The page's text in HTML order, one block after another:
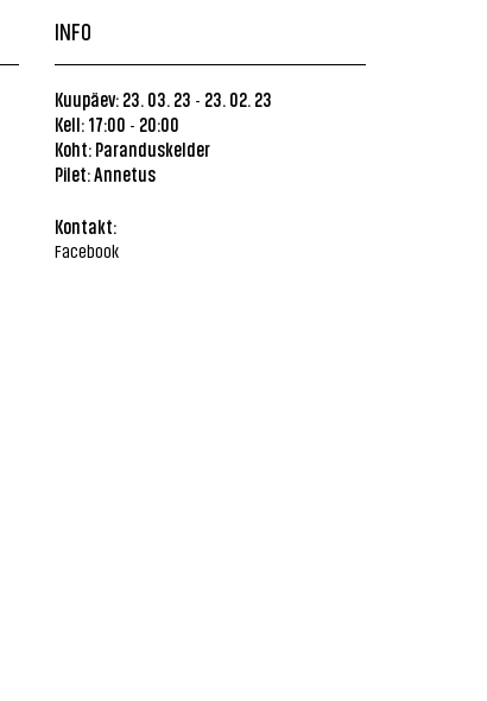
INFO
Kuupäev: 23. 03. 23 - 23. 02. 23
Kell: 17:00 - 20:00
Koht: Paranduskelder
Pilet: Annetus
Kontakt:
Facebook